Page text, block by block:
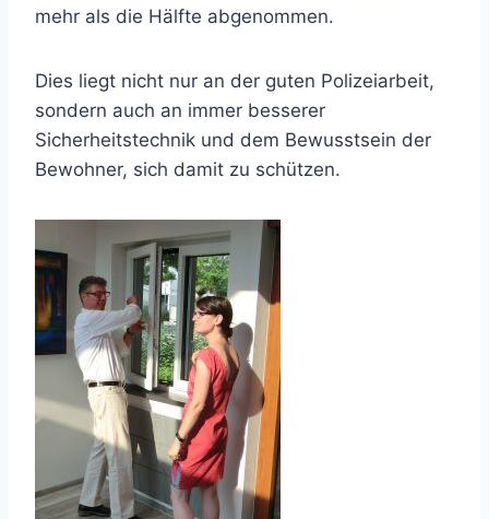
mehr als die Hälfte abgenommen.
Dies liegt nicht nur an der guten Polizeiarbeit,
sondern auch an immer besserer
Sicherheitstechnik und dem Bewusstsein der
Bewohner, sich damit zu schützen.